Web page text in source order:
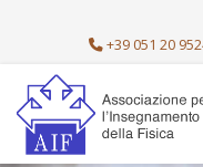
+39 051 20